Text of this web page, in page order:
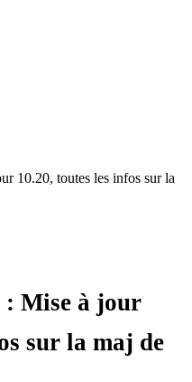
10.20, toutes les infos sur la
: Mise à jour
sur la maj de